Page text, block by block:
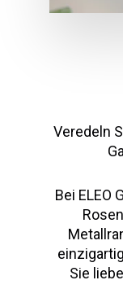
Veredeln
Bei ELEO
Sie